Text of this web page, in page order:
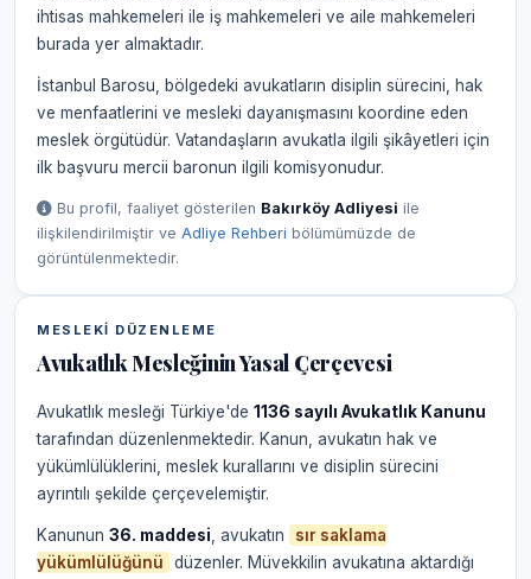
ihtisas mahkemeleri ile iş mahkemeleri ve aile mahkemeleri
burada yer almaktadır.
İstanbul Barosu, bölgedeki avukatların disiplin sürecini, hak
ve menfaatlerini ve mesleki dayanışmasını koordine eden
meslek örgütüdür. Vatandaşların avukatla ilgili şikâyetleri için
ilk başvuru mercii baronun ilgili komisyonudur.
Bu profil, faaliyet gösterilen Bakırköy Adliyesi ile
ilişkilendirilmiştir ve Adliye Rehberi bölümümüzde de
görüntülenmektedir.
MESLEKI DÜZENLEME
Avukatlık Mesleğinin Yasal Çerçevesi
Avukatlık mesleği Türkiye'de 1136 sayılı Avukatlık Kanunu
tarafından düzenlenmektedir. Kanun, avukatın hak ve
yükümlülüklerini, meslek kurallarını ve disiplin sürecini
ayrıntılı şekilde çerçevelemiştir.
Kanunun 36. maddesi , avukatın
sır saklama
yükümlülüğünü
düzenler. Müvekkilin avukatına aktardığı